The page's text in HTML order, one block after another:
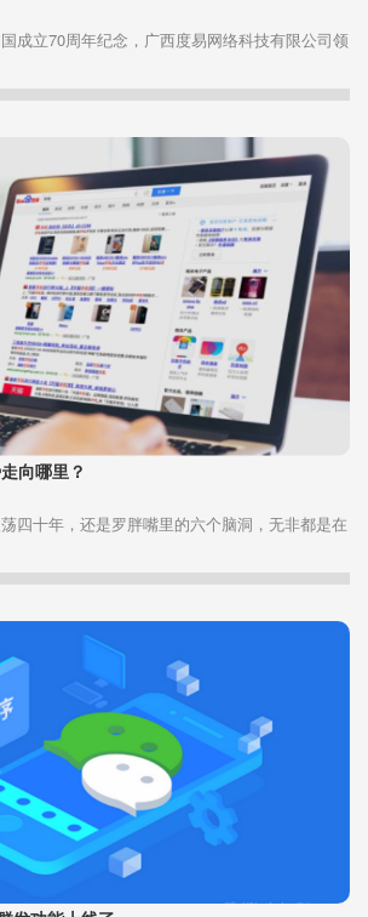
成立70周年纪念，广西度易网络科技有限公司领
向哪里？
四十年，还是罗胖嘴里的六个脑洞，无非都是在